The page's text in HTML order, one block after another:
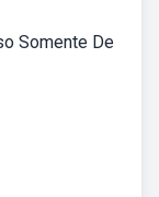
Somente De